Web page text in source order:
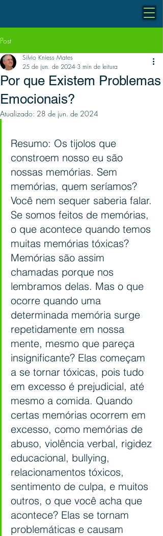
Post
Por que Existem Problemas
Emocionais?
Silvio Kniess Mates
25 de jun. de 2024 3 min de leitura
Atualizado: 28 de jun. de 2024
Resumo: Os tijolos que
constroem nosso eu são
nossas memórias. Sem
memórias, quem seríamos?
Você nem sequer saberia falar.
Se somos feitos de memórias,
o que acontece quando temos
muitas memórias tóxicas?
Memórias são assim
chamadas porque nos
lembramos delas. Mas o que
ocorre quando uma
determinada memória surge
repetidamente em nossa
mente, mesmo que pareça
insignificante? Elas começam
a se tornar tóxicas, pois tudo
em excesso é prejudicial, até
mesmo a comida. Quando
certas memórias ocorrem em
excesso, como memórias de
abuso, violência verbal, rigidez
educacional, bullying,
relacionamentos tóxicos,
sentimento de culpa, e muitos
outros, o que você acha que
acontece? Elas se tornam
problemáticas e causam